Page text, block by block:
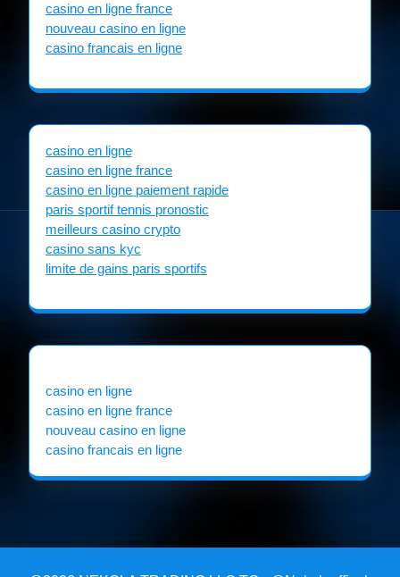
casino en ligne france
nouveau casino en ligne
casino francais en ligne
casino en ligne
casino en ligne france
casino en ligne paiement rapide
paris sportif tennis pronostic
meilleurs casino crypto
casino sans kyc
limite de gains paris sportifs
casino en ligne
casino en ligne france
nouveau casino en ligne
casino francais en ligne